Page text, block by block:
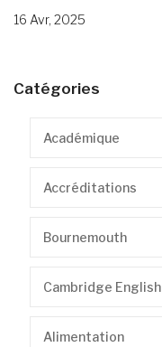
16 Avr, 2025
Catégories
Académique
Accréditations
Bournemouth
Cambridge English
Alimentation